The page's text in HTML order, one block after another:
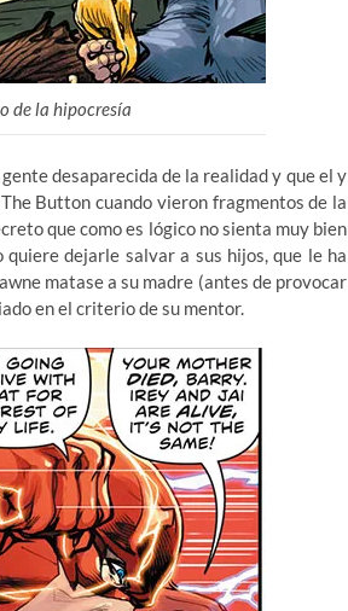
de la hipocresía
desaparecida de la realidad y que el y
Button cuando vieron fragmentos de la
que como es lógico no sienta muy bien
dejarle salvar a sus hijos, que le ha
matase a su madre (antes de provocar
en el criterio de su mentor.